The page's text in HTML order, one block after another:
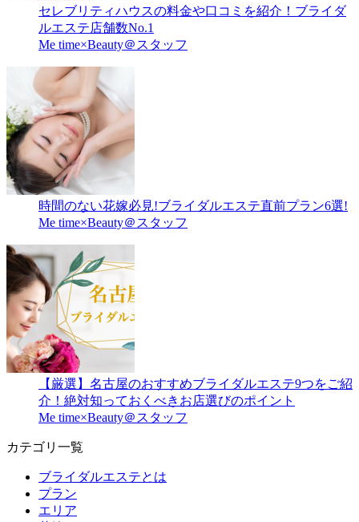
セレブリティハウスの料金や口コミを紹介！ブライダ
ルエステ店舗数No.1
Me time×Beauty＠スタッフ
時間のない花嫁必見!ブライダルエステ直前プラン6選!
Me time×Beauty＠スタッフ
【厳選】名古屋のおすすめブライダルエステ9つをご紹
介！絶対知っておくべきお店選びのポイント
Me time×Beauty＠スタッフ
カテゴリ一覧
ブライダルエステとは
プラン
エリア